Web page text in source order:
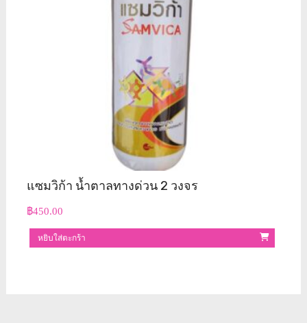
แซมวิก้า น้ำตาลทางด่วน 2 วงจร
฿450.00
หยิบใส่ตะกร้า